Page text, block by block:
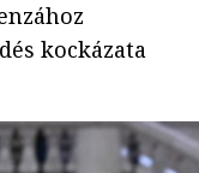
kockázata